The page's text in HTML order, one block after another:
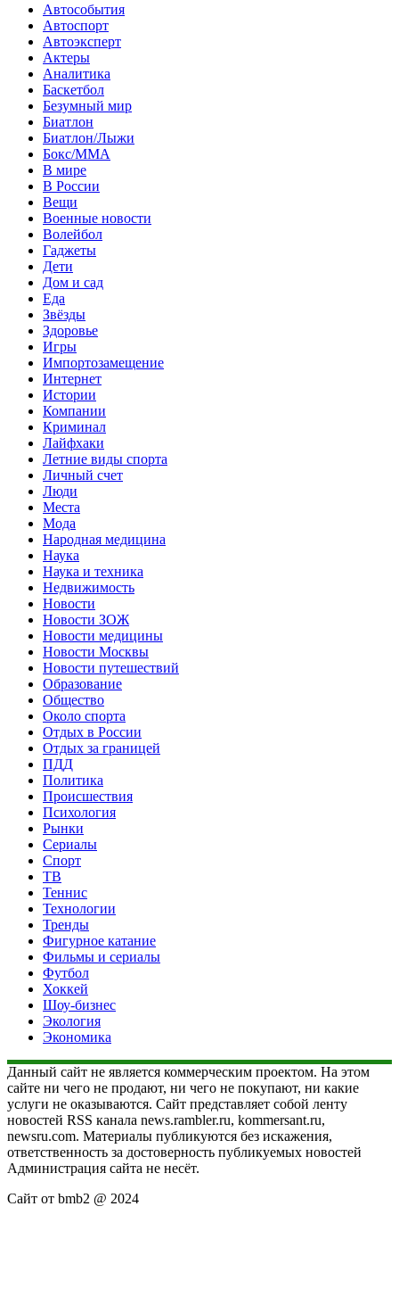
Автособытия
Автоспорт
Автоэксперт
Актеры
Аналитика
Баскетбол
Безумный мир
Биатлон
Биатлон/Лыжи
Бокс/MMA
В мире
В России
Вещи
Военные новости
Волейбол
Гаджеты
Дети
Дом и сад
Еда
Звёзды
Здоровье
Игры
Импортозамещение
Интернет
Истории
Компании
Криминал
Лайфхаки
Летние виды спорта
Личный счет
Люди
Места
Мода
Народная медицина
Наука
Наука и техника
Недвижимость
Новости
Новости ЗОЖ
Новости медицины
Новости Москвы
Новости путешествий
Образование
Общество
Около спорта
Отдых в России
Отдых за границей
ПДД
Политика
Происшествия
Психология
Рынки
Сериалы
Спорт
ТВ
Теннис
Технологии
Тренды
Фигурное катание
Фильмы и сериалы
Футбол
Хоккей
Шоу-бизнес
Экология
Экономика
Данный сайт не является коммерческим проектом. На этом
сайте ни чего не продают, ни чего не покупают, ни какие
услуги не оказываются. Сайт представляет собой ленту
новостей RSS канала news.rambler.ru, kommersant.ru,
newsru.com. Материалы публикуются без искажения,
ответственность за достоверность публикуемых новостей
Администрация сайта не несёт.
Сайт от bmb2 @ 2024